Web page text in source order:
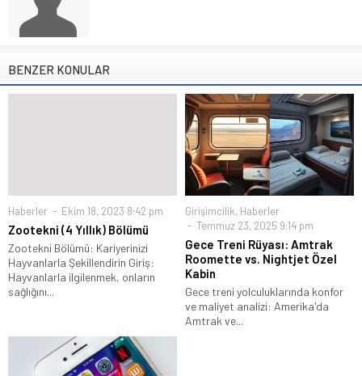
BENZER KONULAR
Haberler Ekim 18, 2023 8:42 pm
Zootekni (4 Yıllık) Bölümü
Zootekni Bölümü: Kariyerinizi
Hayvanlarla Şekillendirin Giriş:
Hayvanlarla ilgilenmek, onların
sağlığını...
Girişimcilik, Haberler
Temmuz 23, 2025 9:14 pm
Gece Treni Rüyası: Amtrak
Roomette vs. Nightjet Özel
Kabin
Gece treni yolculuklarında konfor
ve maliyet analizi: Amerika'da
Amtrak ve...